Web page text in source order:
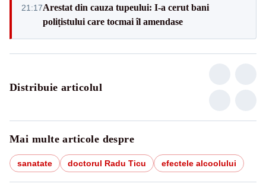
21:17Arestat din cauza tupeului: I-a cerut bani
polițistului care tocmai îl amendase
Distribuie articolul
Mai multe articole despre
sanatate doctorul Radu Ticu efectele alcoolului